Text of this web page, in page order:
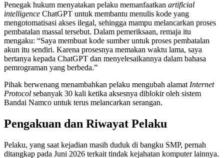
Penegak hukum menyatakan pelaku memanfaatkan artificial
intelligence ChatGPT untuk membantu menulis kode yang
mengotomatisasi akses ilegal, sehingga mampu melancarkan proses
pembatalan massal tersebut. Dalam pemeriksaan, remaja itu
mengaku: “Saya membuat kode sumber untuk proses pembatalan
akun itu sendiri. Karena prosesnya memakan waktu lama, saya
bertanya kepada ChatGPT dan menyelesaikannya dalam bahasa
pemrograman yang berbeda.”
Pihak berwenang menambahkan pelaku mengubah alamatInternet
Protocol sebanyak 30 kali ketika aksesnya diblokir oleh sistem
Bandai Namco untuk terus melancarkan serangan.
Pengakuan dan Riwayat Pelaku
Pelaku, yang saat kejadian masih duduk di bangku SMP, pernah
ditangkap pada Juni 2026 terkait tindak kejahatan komputer lainnya.